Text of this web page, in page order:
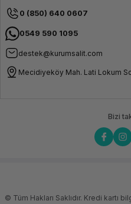
0 (850) 640 0607
0549 590 1095
destek@kurumsalit.com
Mecidiyeköy Mah. Lati Lokum
Bizi
© Tüm Hakları Saklıdır. Kredi kartı